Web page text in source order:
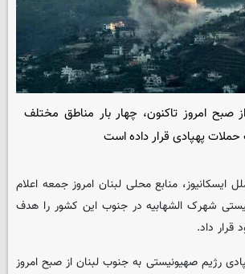
صبح امروز تاکنون، چهار بار مناطق مختلف
پهپادی قرار داده است
ایسکانیوز، منابع محلی لبنان امروز جمعه اعلام
شهرک الشهابیه در جنوب این کشور را هدف
قرار داد.
رژیم صهیونیستی به جنوب لبنان از صبح امروز